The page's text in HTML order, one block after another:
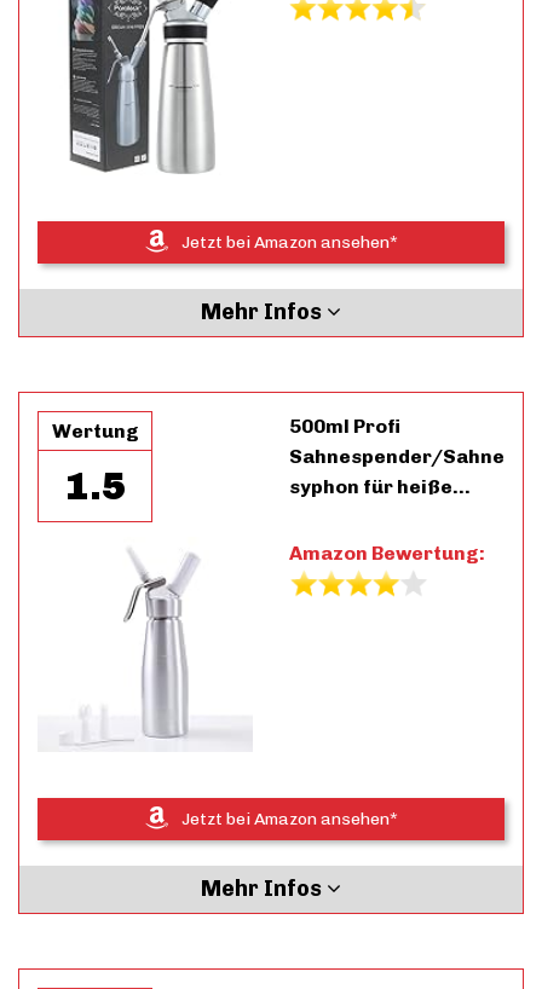
Jetzt bei Amazon ansehen*
Mehr Infos
Wertung
1.5
500ml Profi
Sahnespender/Sahne
syphon für heiße…
Amazon Bewertung:
Jetzt bei Amazon ansehen*
Mehr Infos